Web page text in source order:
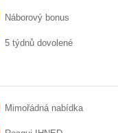
Náborový bonus
5 týdnů dovolené
Mimořádná nabídka